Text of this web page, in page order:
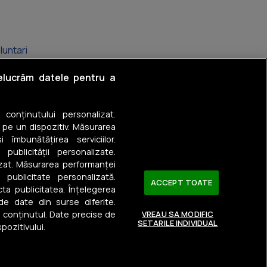
de Jos
datele pentru a
personalizat.
un dispozitiv. Măsurarea
îmbunătățirea serviciilor.
personalizate.
Măsurarea performanței
personalizată.
publicitatea. Înțelegerea
date din surse diferite.
Date precise de
ACCEPT TOATE
VREAU SA MODIFIC
SETARILE INDIVIDUAL